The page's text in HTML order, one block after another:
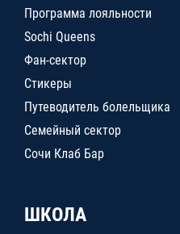
Программа лояльности
Sochi Queens
Фан-сектор
Стикеры
Путеводитель болельщика
Семейный сектор
Сочи Клаб Бар
ШКОЛА